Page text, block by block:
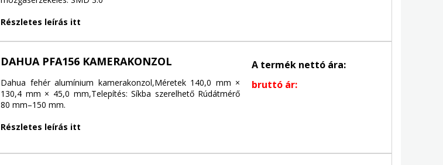
Részletes leírás itt
DAHUA PFA156 KAMERAKONZOL
Dahua fehér alumínium kamerakonzol,Méretek 140,0 mm ×
130,4 mm × 45,0 mm,Telepítés: Síkba szerelhető Rúdátmérő
80 mm–150 mm.
Részletes leírás itt
A termék nettó ára:
bruttó ár: